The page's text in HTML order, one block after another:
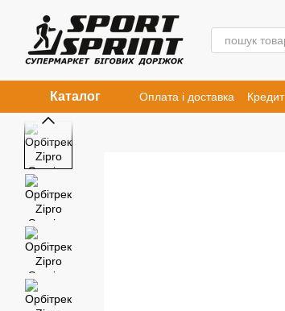
Каталог Оплата і доставка Кредит